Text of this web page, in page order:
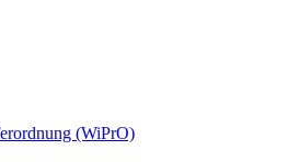
(WiPrO)